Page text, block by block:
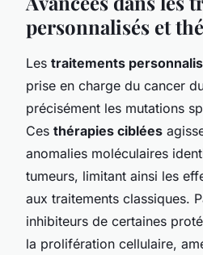
personnalisés et
Les traitements
prise en charge du cancer
précisément les mutations
Ces thérapies ciblées
anomalies moléculaires
tumeurs, limitant ainsi les
aux traitements classiques.
inhibiteurs de certaines
la prolifération cellulaire,